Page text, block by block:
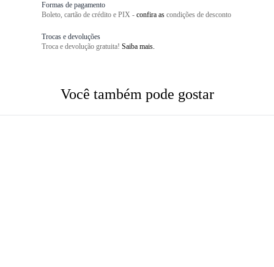
Formas de pagamento
Boleto, cartão de crédito e PIX - confira as condições de desconto
Trocas e devoluções
Troca e devolução gratuita! Saiba mais.
Você também pode gostar